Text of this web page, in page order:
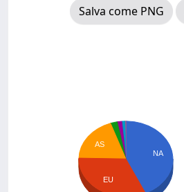
Salva come PNG
NA
AS
EU